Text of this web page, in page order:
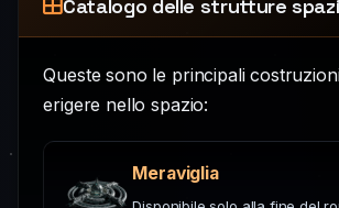
Catalogo delle strutture
Queste sono le principali
erigere nello spazio:
Meraviglia